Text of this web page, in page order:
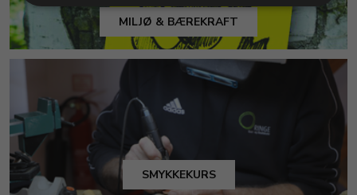
MILJØ & BÆREKRAFT
SMYKKEKURS